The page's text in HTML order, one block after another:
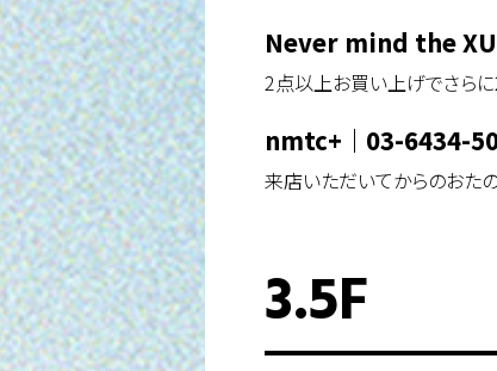
Never mind the XU
2点以上お買い上げでさら
nmtc+ ｜ 03-6434-
来店いただいてからのおたの
3.5F